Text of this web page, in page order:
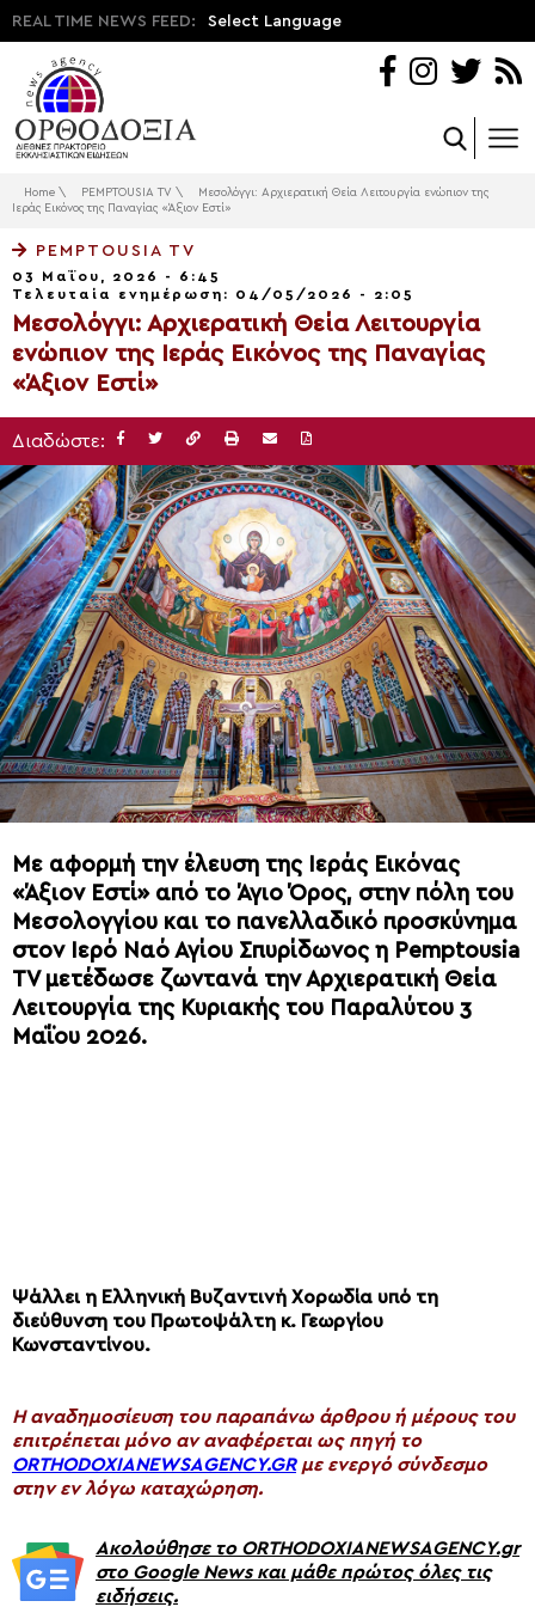
REAL TIME NEWS FEED: Select Language
Home \ PEMPTOUSIA TV \
Μεσολόγγι: Αρχιερατική Θεία Λειτουργία ενώπιον της
Ιεράς Εικόνος της Παναγίας «Άξιον Εστί»
PEMPTOUSIA TV
03 Μαΐου, 2026 - 6:45
Τελευταία ενημέρωση: 04/05/2026 - 2:05
Μεσολόγγι: Αρχιερατική Θεία Λειτουργία
ενώπιον της Ιεράς Εικόνος της Παναγίας
«Άξιον Εστί»
Διαδώστε:
Με αφορμή την έλευση της Ιεράς Εικόνας
«Άξιον Εστί» από το Άγιο Όρος, στην πόλη του
Μεσολογγίου και το πανελλαδικό προσκύνημα
στον Ιερό Ναό Αγίου Σπυρίδωνος η Pemptousia
TV μετέδωσε ζωντανά την Αρχιερατική Θεία
Λειτουργία της Κυριακής του Παραλύτου 3
Μαΐου 2026.
Ψάλλει η Ελληνική Βυζαντινή Χορωδία υπό τη
διεύθυνση του Πρωτοψάλτη κ. Γεωργίου
Κωνσταντίνου.
H αναδημοσίευση του παραπάνω άρθρου ή μέρους του
επιτρέπεται μόνο αν αναφέρεται ως πηγή το
ORTHODOXIANEWSAGENCY.GRμε ενεργό σύνδεσμο
στην εν λόγω καταχώρηση.
Ακολούθησε το ORTHODOXIANEWSAGENCY.gr
στο Google News και μάθε πρώτος όλες τις
ειδήσεις.